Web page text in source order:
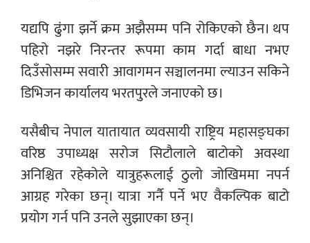
यद्यपि ढुंगा झर्ने क्रम अझैसम्म पनि रोकिएको छैन। थप
पहिरो नझरे निरन्तर रूपमा काम गर्दा बाधा नभए
दिउँसोसम्म सवारी आवागमन सञ्चालनमा ल्याउन सकिने
डिभिजन कार्यालय भरतपुरले जनाएको छ।
यसैबीच नेपाल यातायात व्यवसायी राष्ट्रिय महासङ्घका
वरिष्ठ उपाध्यक्ष सरोज सिटौलाले बाटोको अवस्था
अनिश्चित रहेकोले यात्रुहरूलाई ठुलो जोखिममा नपर्न
आग्रह गरेका छन्। यात्रा गर्नै पर्ने भए वैकल्पिक बाटो
प्रयोग गर्न पनि उनले सुझाएका छन्।